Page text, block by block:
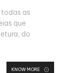
as
que
do
KNOW MORE